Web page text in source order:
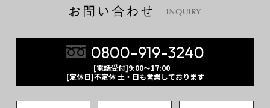
0800-919-3240
[電話受付]9:00～17:00
[定休日]不定休 土・日も営業しております